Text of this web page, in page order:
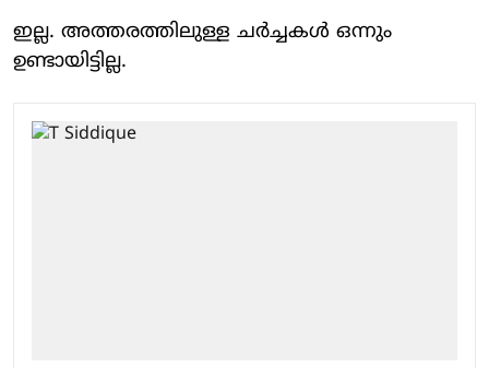
ഇല്ല. അത്തരത്തിലുള്ള ചര്‍ച്ചകള്‍ ഒന്നും
ഉണ്ടായിട്ടില്ല.